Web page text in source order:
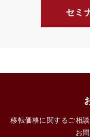
セミ
移転価格に関するご相
お